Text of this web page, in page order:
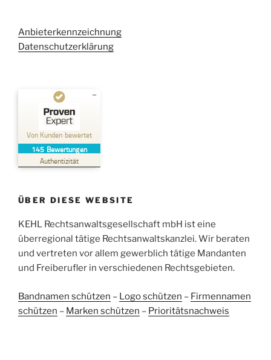
Anbieterkennzeichnung
Datenschutzerklärung
Von Kunden bewertet
145 Bewertungen
Authentizität
Kundenbewertungen und Erfahrungen zu
Kehl Rechtsanwaltsgesellschaft mbH
SEHR GUT
38
Bewertungen auf
ProvenExpert.com
Bewertungen von
2
anderen Quellen
Blick aufs ProvenExpert-Profil werfen
ÜBER DIESE WEBSITE
KEHL Rechtsanwaltsgesellschaft mbH ist eine
überregional tätige Rechtsanwaltskanzlei. Wir beraten
und vertreten vor allem gewerblich tätige Mandanten
und Freiberufler in verschiedenen Rechtsgebieten.
Bandnamen schützen – Logo schützen – Firmennamen
schützen – Marken schützen – Prioritätsnachweis